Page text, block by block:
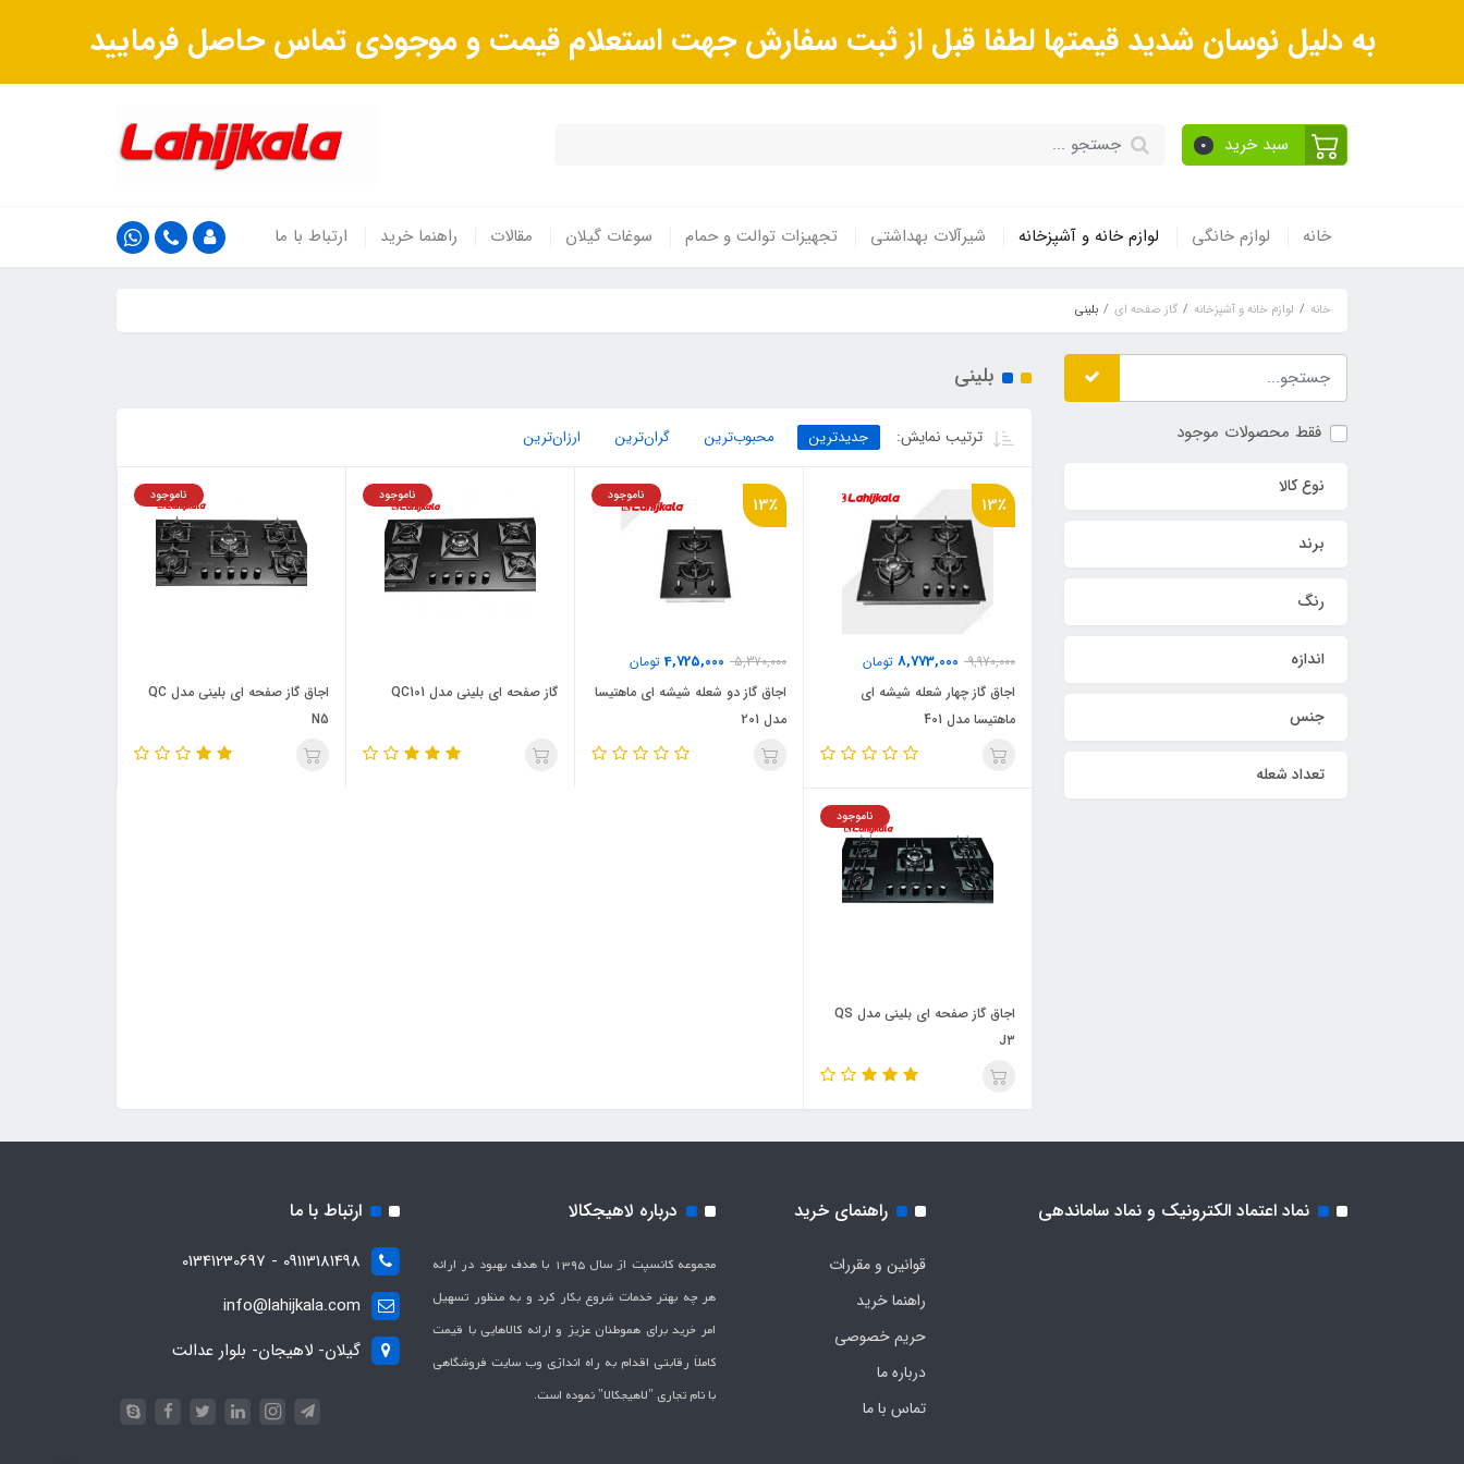
به دلیل نوسان شدید قیمتها لطفا قبل از ثبت سفارش جهت استعلام قیمت و موجودی تماس حاصل فرمایید
سبد خرید 0
خانه لوازم خانگی لوازم خانه و آشپزخانه شیرآلات بهداشتی تجهیزات توالت و حمام سوغات گیلان مقالات راهنما خرید ارتباط با ما
خانه لوازم خانه و آشپزخانه گاز صفحه ای بلینی
فقط محصولات موجود
نوع کالا
برند
رنگ
اندازه
جنس
تعداد شعله
بلینی
ترتیب نمایش: جدیدترین محبوب‌ترین گران‌ترین ارزان‌ترین
13٪
9,970,000
8,773,000 تومان
اجاق گاز چهار شعله شیشه ای
ماهتیسا مدل 401
13٪
5,370,000
4,725,000تومان
ناموجود
اجاق گاز دو شعله شیشه ای ماهتیسا
مدل 201
ناموجود
گاز صفحه ای بلینی مدل QC101
ناموجود
اجاق گاز صفحه ای بلینی مدل QC
N5
ناموجود
اجاق گاز صفحه ای بلینی مدل QS
J3
نماد اعتماد الکترونیک و نماد ساماندهی راهنمای خرید
قوانین و مقررات
راهنما خرید
حریم خصوصی
درباره ما
تماس با ما
درباره لاهیجکالا
مجموعه کانسپت از سال 1395 با هدف بهبود در ارائه
هر چه بهتر خدمات شروع بکار کرد و به منظور تسهیل
امر خرید برای هموطنان عزیز و ارائه کالاهایی با قیمت
کاملاَ رقابتی اقدام به راه اندازی وب سایت فروشگاهی
با نام تجاری "لاهیج­کالا" نموده است.
ارتباط با ما
09113181498 - 01341230697
info@lahijkala.com
گیلان- لاهیجان- بلوار عدالت